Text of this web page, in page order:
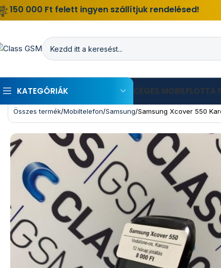
150 000 Ft felett ingyen szállítjuk rendelésed!
KATEGÓRIÁK CÉGES MOBILFLOTTA
Összes termék Mobiltelefon Samsung Samsung Xcover 550